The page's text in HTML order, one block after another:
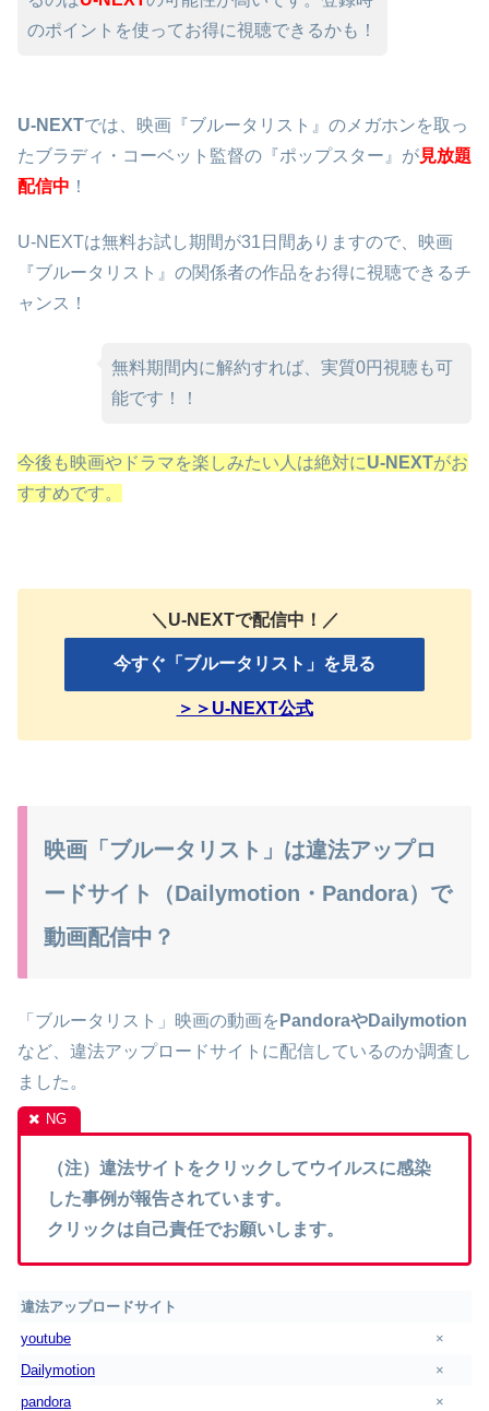
のポイントを使ってお得に視聴できるかも！
U-NEXTでは、映画『ブルータリスト』のメガホンを取っ
たブラディ・コーベット監督の『ポップスター』が見放題
配信中 ！
U-NEXTは無料お試し期間が31日間ありますので、映画
『ブルータリスト』の関係者の作品をお得に視聴できるチ
ャンス！
無料期間内に解約すれば、実質0円視聴も可
能です！！
今後も映画やドラマを楽しみたい人は絶対にU-NEXTがお
すすめです。
＼U-NEXTで配信中！／
今すぐ「ブルータリスト」を見る
＞＞U-NEXT公式
映画「ブルータリスト」は違法アップロ
ードサイト（Dailymotion・Pandora）で
動画配信中？
「ブルータリスト」映画の動画を PandoraやDailymotion
など、違法アップロードサイトに配信しているのか調査し
ました。
（注）違法サイトをクリックしてウイルスに感染
した事例が報告されています。
クリックは自己責任でお願いします。
違法アップロードサイト
youtube
×
Dailymotion
×
pandora
×